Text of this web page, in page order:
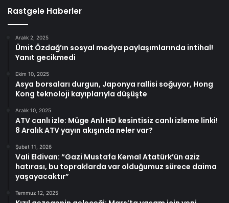
Rastgele Haberler
Aralık 2, 2025
Ümit Özdağ’ın sosyal medya paylaşımlarında intihal!
Yanıt gecikmedi
Ekim 10, 2025
Asya borsaları durgun, Japonya rallisi soğuyor, Hong
Kong teknoloji kayıplarıyla düşüşte
Aralık 10, 2025
ATV canlı izle: Müge Anlı HD kesintisiz canlı izleme linki!
8 Aralık ATV yayın akışında neler var?
Şubat 11, 2026
Vali Eldivan: “Gazi Mustafa Kemal Atatürk’ün aziz
hatırası, bu topraklarda var olduğumuz sürece daima
yaşayacaktır”
Temmuz 12, 2025